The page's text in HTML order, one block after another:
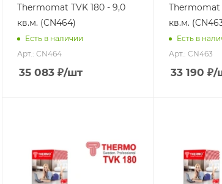
Thermomat TVK 180 - 9,0
кв.м. (CN464)
Есть в наличии
Арт.: CN464
35 083 ₽/шт
Thermomat
кв.м.
Есть в
Арт.: CN463
33 190 ₽/